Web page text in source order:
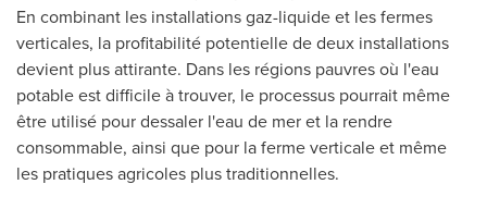
En combinant les installations gaz-liquide et les fermes
verticales, la profitabilité potentielle de deux installations
devient plus attirante. Dans les régions pauvres où l'eau
potable est difficile à trouver, le processus pourrait même
être utilisé pour dessaler l'eau de mer et la rendre
consommable, ainsi que pour la ferme verticale et même
les pratiques agricoles plus traditionnelles.